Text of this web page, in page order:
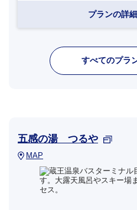
プランの詳
すべてのプラ
五感の湯 つるや
MAP